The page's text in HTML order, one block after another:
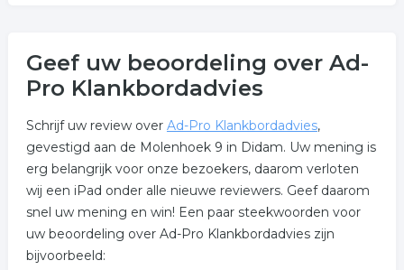
Geef uw beoordeling over Ad-
Pro Klankbordadvies
Schrijf uw review over Ad-Pro Klankbordadvies,
gevestigd aan de Molenhoek 9 in Didam. Uw mening is
erg belangrijk voor onze bezoekers, daarom verloten
wij een iPad onder alle nieuwe reviewers. Geef daarom
snel uw mening en win! Een paar steekwoorden voor
uw beoordeling over Ad-Pro Klankbordadvies zijn
bijvoorbeeld: